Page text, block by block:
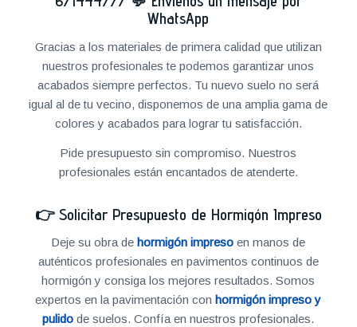
WhatsApp
Gracias a los materiales de primera calidad que utilizan
nuestros profesionales te podemos garantizar unos
acabados siempre perfectos. Tu nuevo suelo no será
igual al de tu vecino, disponemos de una amplia gama de
colores y acabados para lograr tu satisfacción.
Pide presupuesto sin compromiso. Nuestros
profesionales están encantados de atenderte.
👉 Solicitar Presupuesto de Hormigón Impreso
Deje su obra dehormigón impreso en manos de
auténticos profesionales en pavimentos continuos de
hormigón y consiga los mejores resultados. Somos
expertos en la pavimentación conhormigón impreso y
pulido de suelos. Confía en nuestros profesionales.